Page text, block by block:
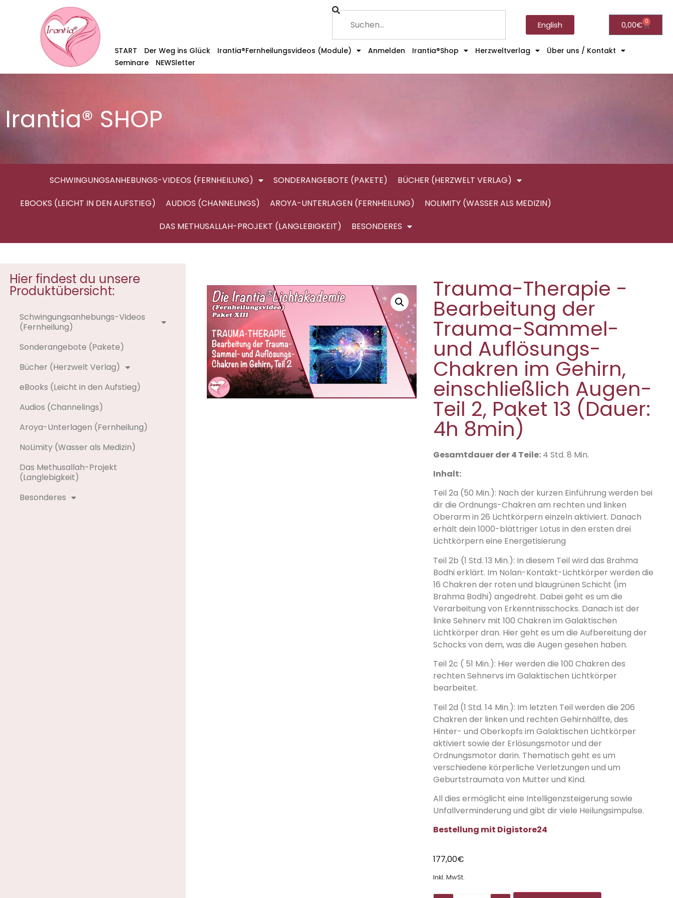
English 0,00€ 0
START Der Weg ins Glück Irantia®Fernheilungsvideos (Module) Anmelden Irantia®Shop Herzweltverlag
Über uns / Kontakt
Seminare
NEWSletter
Irantia® SHOP
SCHWINGUNGSANHEBUNGS-VIDEOS (FERNHEILUNG) SONDERANGEBOTE (PAKETE)
BÜCHER (HERZWELT VERLAG)
EBOOKS (LEICHT IN DEN AUFSTIEG)
AUDIOS (CHANNELINGS) AROYA-UNTERLAGEN (FERNHEILUNG)
NOLIMITY (WASSER ALS MEDIZIN)
DAS METHUSALLAH-PROJEKT (LANGLEBIGKEIT)
BESONDERES
Hier findest du unsere
Produktübersicht:
Schwingungsanhebungs-Videos
(Fernheilung)
Sonderangebote (Pakete)
Bücher (Herzwelt Verlag)
eBooks (Leicht in den Aufstieg)
Audios (Channelings)
Aroya-Unterlagen (Fernheilung)
NoLimity (Wasser als Medizin)
Das Methusallah-Projekt
(Langlebigkeit)
Besonderes
Trauma-Therapie -
Bearbeitung der
Trauma-Sammel-
und Auflösungs-
Chakren im Gehirn,
einschließlich Augen-
Teil 2, Paket 13 (Dauer:
4h 8min)
Gesamtdauer der 4 Teile: 4 Std. 8 Min.
Inhalt:
Teil 2a (50 Min.): Nach der kurzen Einführung werden bei
dir die Ordnungs-Chakren am rechten und linken
Oberarm in 26 Lichtkörpern einzeln aktiviert. Danach
erhält dein 1000-blättriger Lotus in den ersten drei
Lichtkörpern eine Energetisierung
Teil 2b (1 Std. 13 Min.): In diesem Teil wird das Brahma
Bodhi erklärt. Im Nolan-Kontakt-Lichtkörper werden die
16 Chakren der roten und blaugrünen Schicht (im
Brahma Bodhi) angedreht. Dabei geht es um die
Verarbeitung von Erkenntnisschocks. Danach ist der
linke Sehnerv mit 100 Chakren im Galaktischen
Lichtkörper dran. Hier geht es um die Aufbereitung der
Schocks von dem, was die Augen gesehen haben.
Teil 2c ( 51 Min.): Hier werden die 100 Chakren des
rechten Sehnervs im Galaktischen Lichtkörper
bearbeitet.
Teil 2d (1 Std. 14 Min.): Im letzten Teil werden die 206
Chakren der linken und rechten Gehirnhälfte, des
Hinter- und Oberkopfs im Galaktischen Lichtkörper
aktiviert sowie der Erlösungsmotor und der
Ordnungsmotor darin. Thematisch geht es um
verschiedene körperliche Verletzungen und um
Geburtstraumata von Mutter und Kind.
All dies ermöglicht eine Intelligenzsteigerung sowie
Unfallverminderung und gibt dir viele Heilungsimpulse.
Bestellung mit Digistore24
177,00€
Inkl. MwSt.